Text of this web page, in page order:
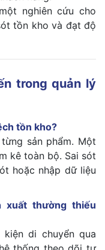
nghiên cứu cho
tồn kho và đạt độ
trong quản lý
tồn kho?
sản phẩm. Một
kê toàn bộ. Sai sót
hoặc nhập dữ liệu
xuất thường thiếu
di chuyển qua